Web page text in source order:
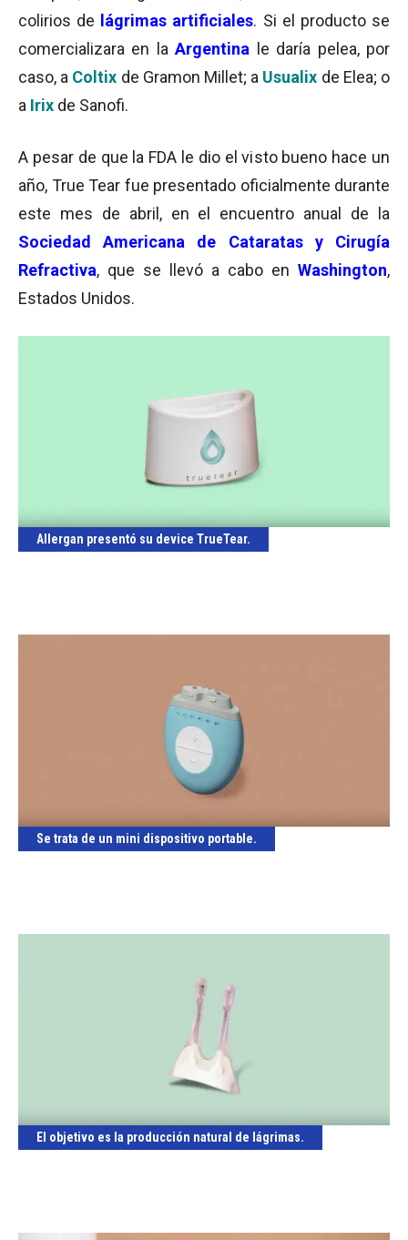
colirios de
lágrimas artificiales. Si el producto se
comercializara en laArgentina le daría pelea, por
caso, a Coltix de Gramon Millet; a Usualix de Elea; o
a Irix de Sanofi.
A pesar de que la FDA le dio el visto bueno hace un
año, True Tear fue presentado oficialmente durante
este mes de abril, en el encuentro anual de la
Sociedad Americana de Cataratas y Cirugía
Refractiva, que se llevó a cabo en Washington,
Estados Unidos.
Allergan presentó su device TrueTear.
Se trata de un mini dispositivo portable.
El objetivo es la producción natural de lágrimas.